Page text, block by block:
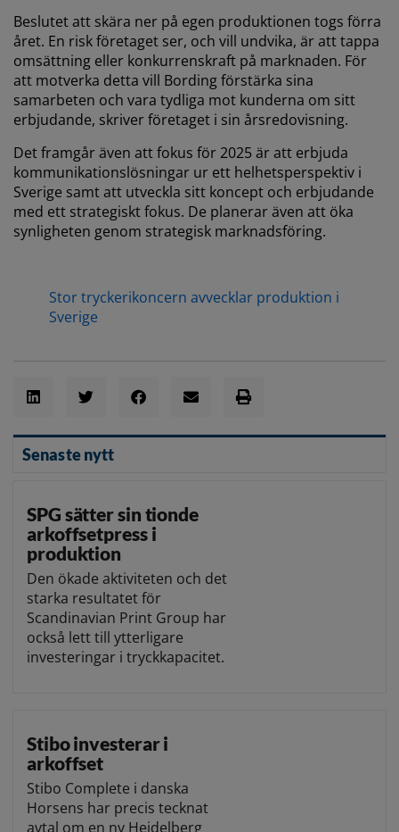
Beslutet att skära ner på egen produktionen togs förra
året. En risk företaget ser, och vill undvika, är att tappa
omsättning eller konkurrenskraft på marknaden. För
att motverka detta vill Bording förstärka sina
samarbeten och vara tydliga mot kunderna om sitt
erbjudande, skriver företaget i sin årsredovisning.
Det framgår även att fokus för 2025 är att erbjuda
kommunikationslösningar ur ett helhetsperspektiv i
Sverige samt att utveckla sitt koncept och erbjudande
med ett strategiskt fokus. De planerar även att öka
synligheten genom strategisk marknadsföring.
Stor tryckerikoncern avvecklar produktion i
Sverige
Senaste nytt
SPG sätter sin tionde
arkoffsetpress i
produktion
Den ökade aktiviteten och det
starka resultatet för
Scandinavian Print Group har
också lett till ytterligare
investeringar i tryckkapacitet.
Stibo investerar i
arkoffset
Stibo Complete i danska
Horsens har precis tecknat
avtal om en ny Heidelberg